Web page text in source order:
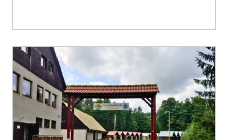
Pouvant accueillir 67 personnes, elle dispose d'une
ascenseur, d'espaces accessibles, d'une annexe de
100 m², d'un espace naturel avec piscine, d'un bois
et d'un grand parking. Le Mas Panella es